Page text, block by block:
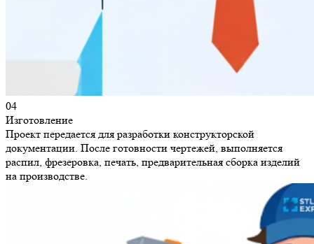
04
Изготовление
Проект передается для разработки конструкторской
документации. После готовности чертежей, выполняется
распил, фрезеровка, печать, предварительная сборка изделий
на производстве.